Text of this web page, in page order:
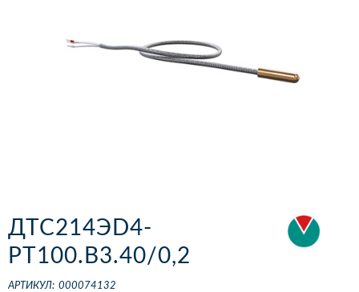
ДТС214ЭD4-
РТ100.В3.40/0,2
АРТИКУЛ: 000074132